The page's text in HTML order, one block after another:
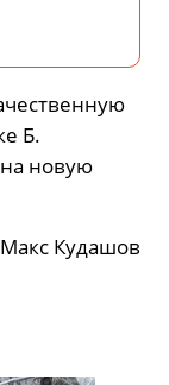
Б.
новую
Макс Кудашов